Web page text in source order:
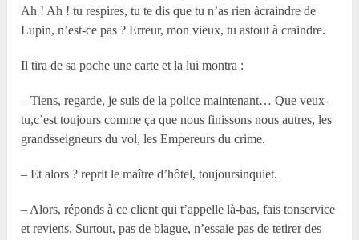
Ah ! Ah ! tu respires, tu te dis que tu n’as rien àcraindre de
Lupin, n’est-ce pas ? Erreur, mon vieux, tu astout à craindre.
Il tira de sa poche une carte et la lui montra :
– Tiens, regarde, je suis de la police maintenant… Que veux-
tu,c’est toujours comme ça que nous finissons nous autres, les
grandsseigneurs du vol, les Empereurs du crime.
– Et alors ? reprit le maître d’hôtel, toujoursinquiet.
– Alors, réponds à ce client qui t’appelle là-bas, fais tonservice
et reviens. Surtout, pas de blague, n’essaie pas de tetirer des